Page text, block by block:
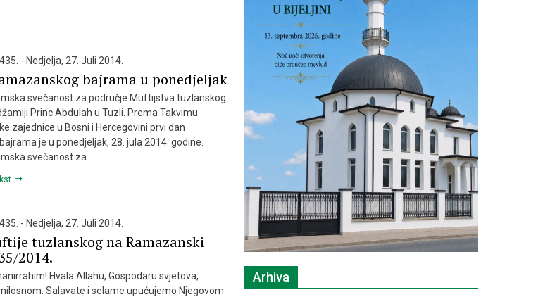
- Nedjelja, 27. Juli 2014.
bajrama u ponedjeljak
svečanost za područje Muftijstva tuzlanskog
Princ Abdulah u Tuzli. Prema Takvimu
zajednice u Bosni i Hercegovini prvi dan
je u ponedjeljak, 28. jula 2014. godine.
svečanost za…
- Nedjelja, 27. Juli 2014.
tuzlanskog na Ramazanski
2014.
Hvala Allahu, Gospodaru svjetova,
Salavate i selame upućujemo Njegovom
Arhiva